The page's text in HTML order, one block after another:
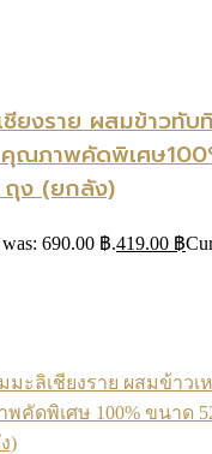
ยงราย ผสมข้าวทับ
ณภาพคัดพิเศษ
ง (ยกลัง)
690.00 ฿.419.00 ฿